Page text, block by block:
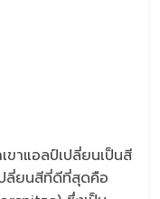
ขาแอลป์เปลี่ยนเป็นสี
ลี่ยนสีที่ดีที่สุดคือ